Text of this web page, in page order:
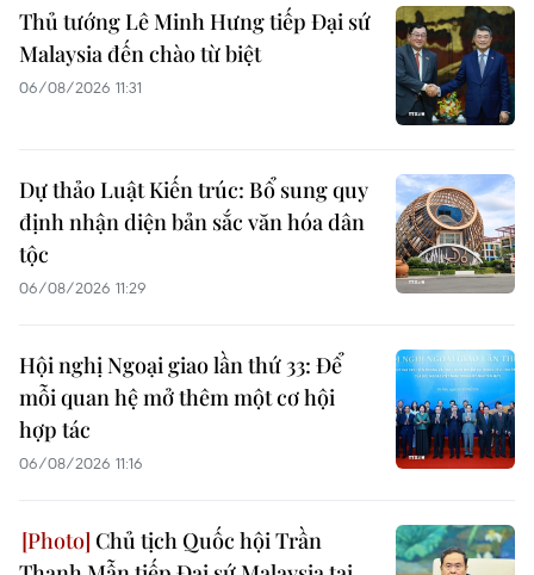
Thủ tướng Lê Minh Hưng tiếp Đại sứ
Malaysia đến chào từ biệt
06/08/2026 11:31
Dự thảo Luật Kiến trúc: Bổ sung quy
định nhận diện bản sắc văn hóa dân
tộc
06/08/2026 11:29
Hội nghị Ngoại giao lần thứ 33: Để
mỗi quan hệ mở thêm một cơ hội
hợp tác
06/08/2026 11:16
Chủ tịch Quốc hội Trần